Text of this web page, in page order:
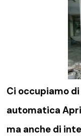
Ci occupiamo
automatica
ma anche di